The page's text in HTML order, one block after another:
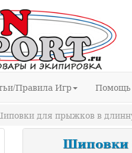
Правила Игр Помощь
для прыжков в длинну
Шиповки